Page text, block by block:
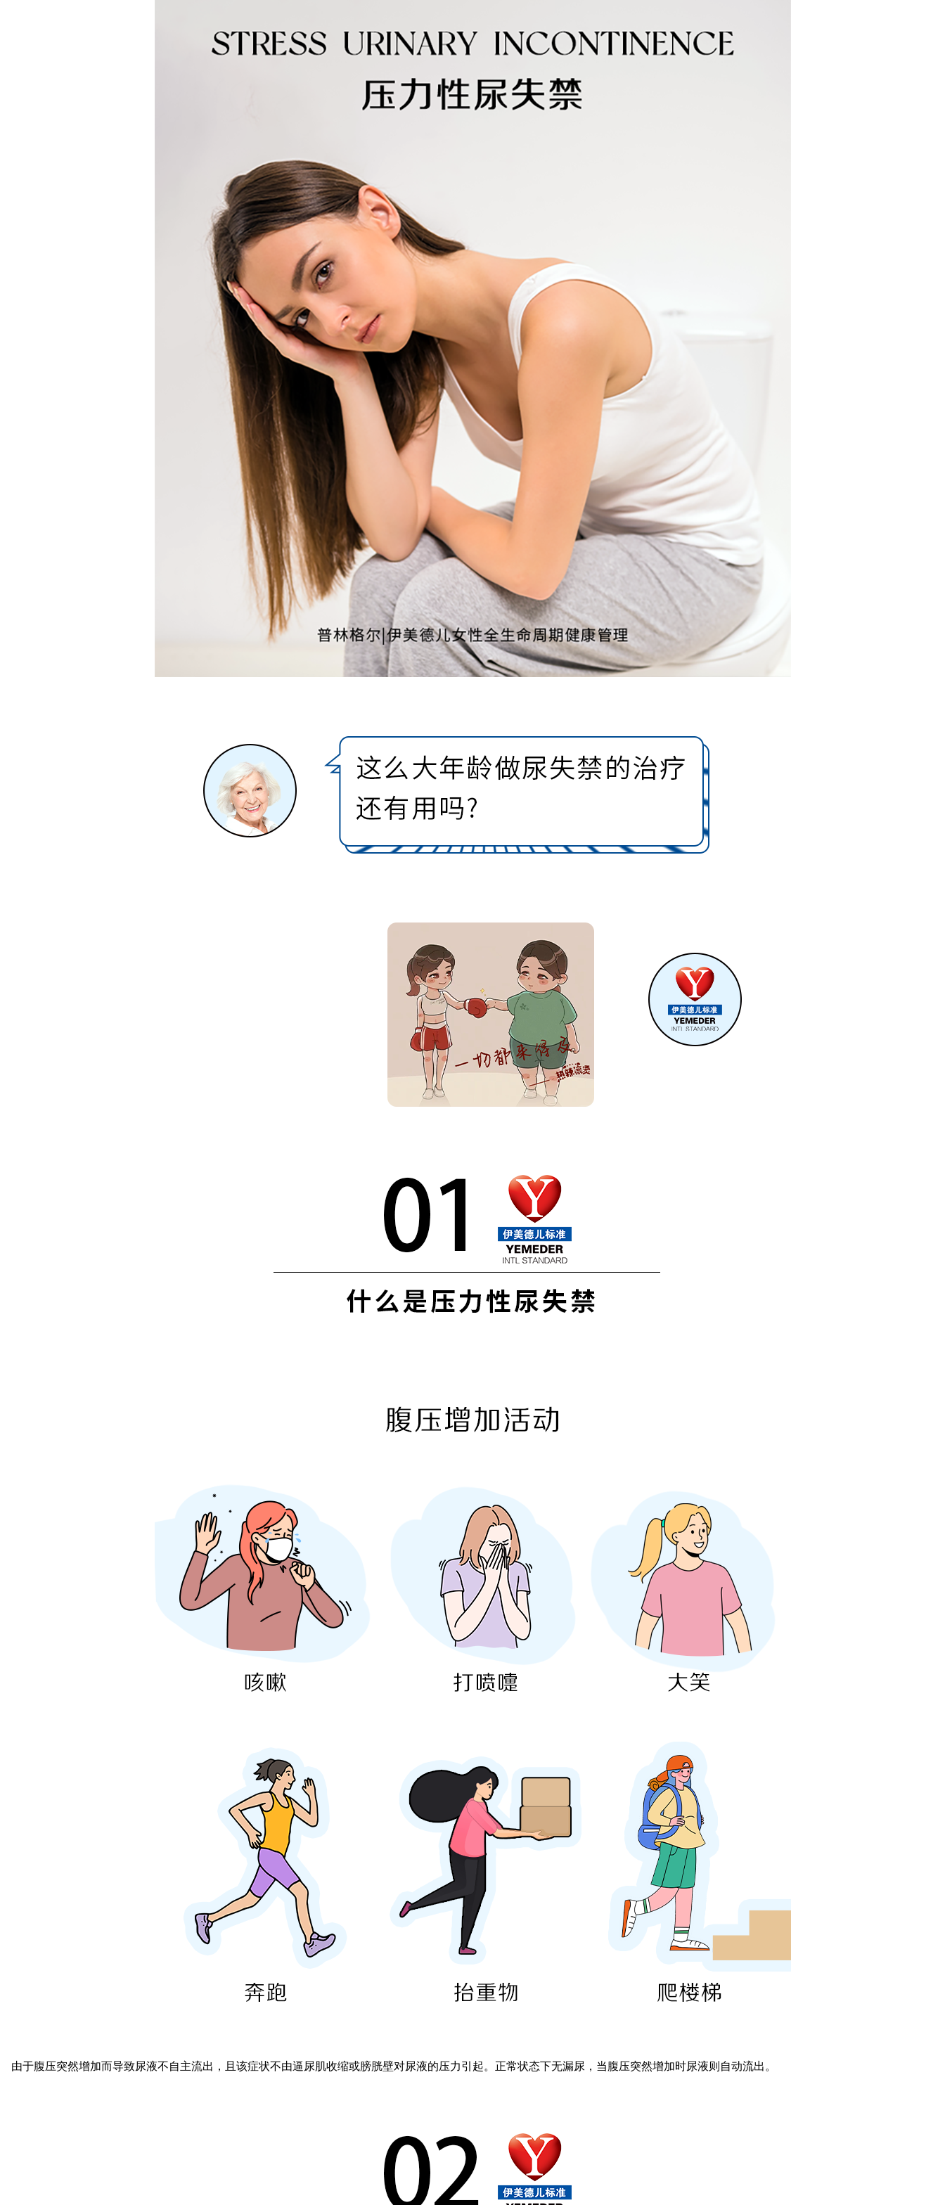
由于腹压突然增加而导致尿液不自主流出，且该症状不由逼尿肌收缩或膀胱壁对尿液的压力引起。 正常状态下无漏尿，当腹压突然增加时尿液则自动流出。